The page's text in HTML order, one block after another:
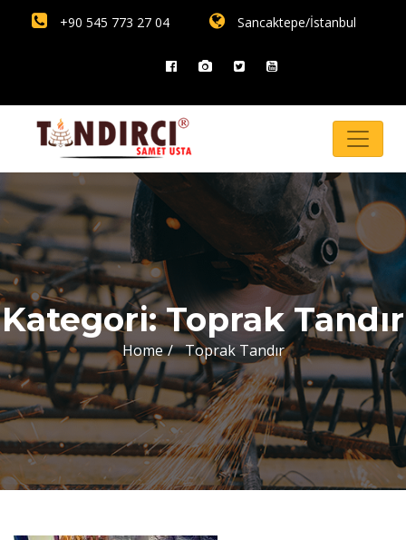
+90 545 773 27 04 Sancaktepe/İstanbul
Kategori:Toprak Tandır
Home Toprak Tandır